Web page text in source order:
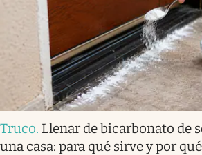
Truco. Llenar de bicarbonato de
una casa: para qué sirve y por